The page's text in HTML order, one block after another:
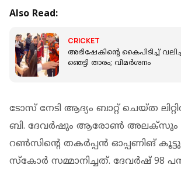
Also Read:
CRICKET
അഭിഷേകിന്‍റെ കൈപിടിച്ച്
ഞെട്ടി താരം; വിമർശനം
ടോസ് നേടി ആദ്യം ബാറ്റ് ചെയ്ത
ബി. ദേവർഷും ആരോൺ അലക്സും
റൺസിന്റെ തകർപ്പൻ ഓപ്പണിങ്
സ്കോർ സമ്മാനിച്ചത്. ദേവർഷ് 98